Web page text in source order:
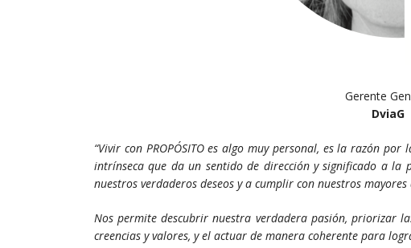
Gerente
DviaG
“Vivir con PROPÓSITO es algo muy personal, es la razón
intrínseca que da un sentido de dirección y significado a la
nuestros verdaderos deseos y a cumplir con nuestros mayores
Nos permite descubrir nuestra verdadera pasión, priorizar
creencias y valores, y el actuar de manera coherente para